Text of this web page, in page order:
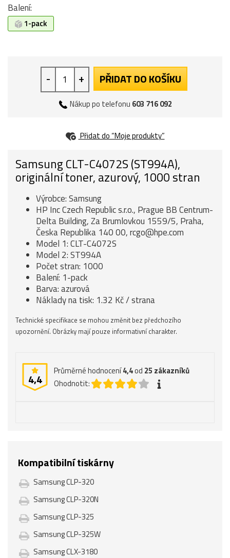
Balení:
1-pack
- + PŘIDAT DO KOŠÍKU
Nákup po telefonu 603 716 092
Přidat do “Moje produkty”
Samsung CLT-C4072S (ST994A),
originální toner, azurový, 1000 stran
Výrobce: Samsung
HP Inc Czech Republic s.r.o., Prague BB Centrum-
Delta Building, Za Brumlovkou 1559/5, Praha,
Česka Republika 140 00, rcgo@hpe.com
Model 1: CLT-C4072S
Model 2: ST994A
Počet stran: 1000
Balení: 1-pack
Barva: azurová
Náklady na tisk: 1.32 Kč / strana
Technické specifikace se mohou změnit bez předchozího
upozornění. Obrázky mají pouze informativní charakter.
4,4
Průměrné hodnocení4,4od 25 zákazníků
Ohodnotit:
Kompatibilní tiskárny
Samsung CLP-320
Samsung CLP-320N
Samsung CLP-325
Samsung CLP-325W
Samsung CLX-3180